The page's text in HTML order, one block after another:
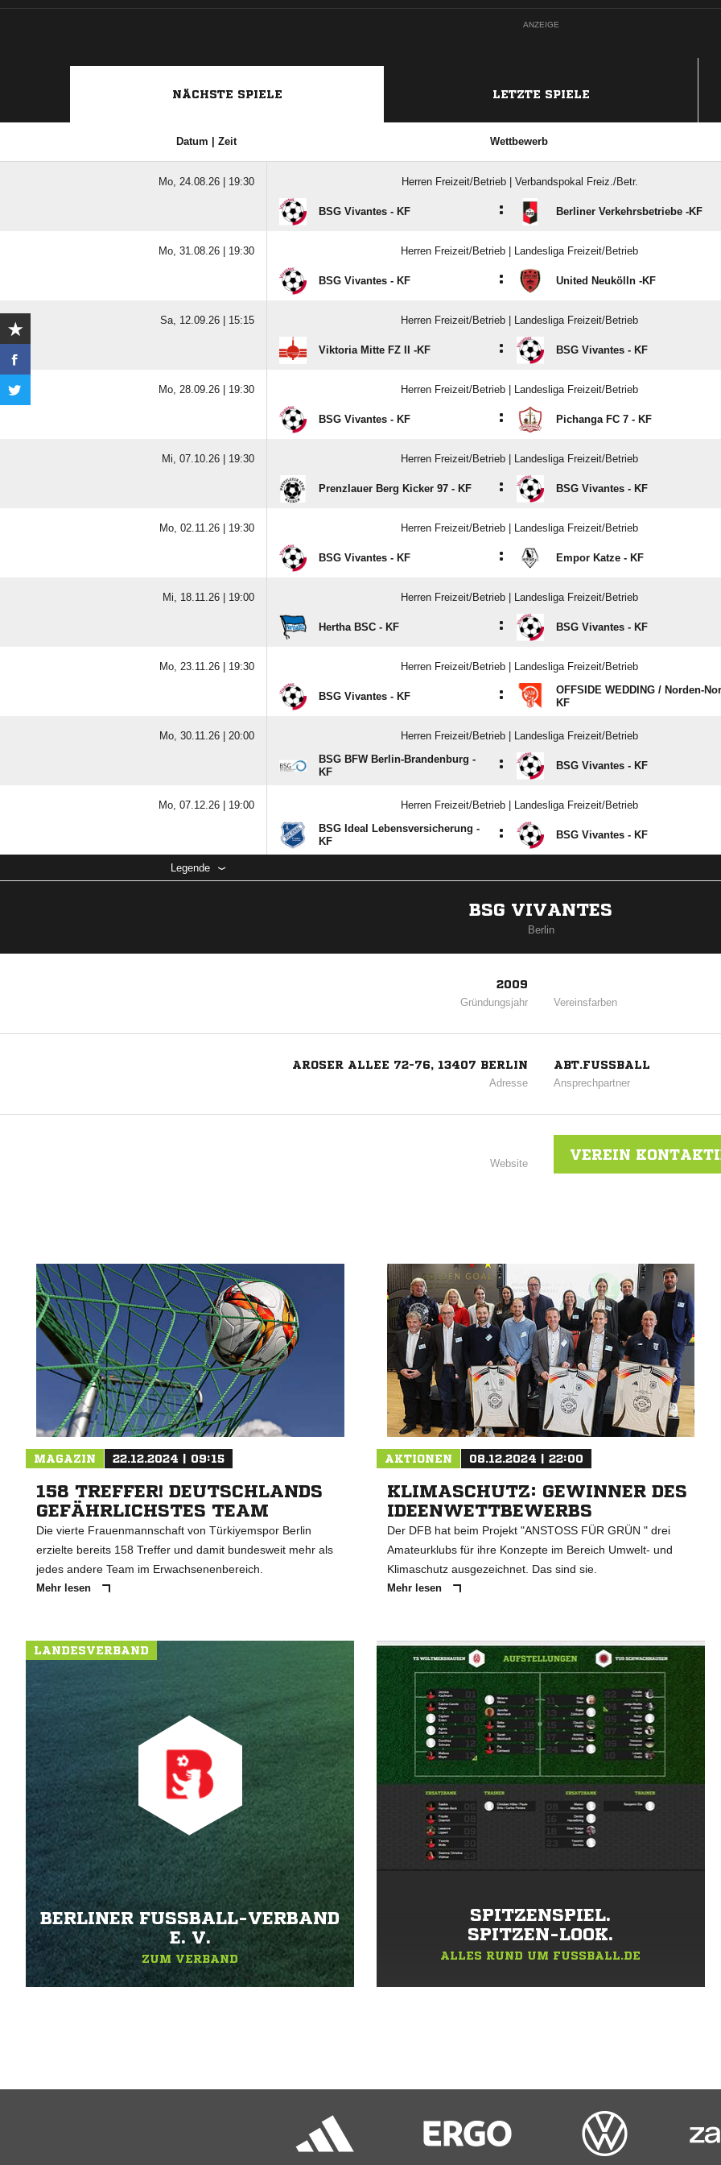
ANZEIGE
NÄCHSTE SPIELE LETZTE SPIELE
Datum | Zeit Wettbewerb
Mo, 24.08.26 | 19:30 Herren Freizeit/Betrieb | Verbandspokal Freiz./Betr.
BSG Vivantes - KF : Berliner Verkehrsbetriebe -KF
Mo, 31.08.26 | 19:30 Herren Freizeit/Betrieb | Landesliga Freizeit/Betrieb
BSG Vivantes - KF : United Neukölln -KF
Sa, 12.09.26 | 15:15 Herren Freizeit/Betrieb | Landesliga Freizeit/Betrieb
Viktoria Mitte FZ II -KF : BSG Vivantes - KF
Mo, 28.09.26 | 19:30 Herren Freizeit/Betrieb | Landesliga Freizeit/Betrieb
BSG Vivantes - KF : Pichanga FC 7 - KF
Mi, 07.10.26 | 19:30 Herren Freizeit/Betrieb | Landesliga Freizeit/Betrieb
Prenzlauer Berg Kicker 97 - KF : BSG Vivantes - KF
Mo, 02.11.26 | 19:30 Herren Freizeit/Betrieb | Landesliga Freizeit/Betrieb
BSG Vivantes - KF : Empor Katze - KF
Mi, 18.11.26 | 19:00 Herren Freizeit/Betrieb | Landesliga Freizeit/Betrieb
Hertha BSC - KF : BSG Vivantes - KF
Mo, 23.11.26 | 19:30 Herren Freizeit/Betrieb | Landesliga Freizeit/Betrieb
BSG Vivantes - KF :
OFFSIDE WEDDING /​ Norden-
KF
Mo, 30.11.26 | 20:00 Herren Freizeit/Betrieb | Landesliga Freizeit/Betrieb
BSG BFW Berlin-Brandenburg -
KF
: BSG Vivantes - KF
Mo, 07.12.26 | 19:00 Herren Freizeit/Betrieb | Landesliga Freizeit/Betrieb
BSG Ideal Lebensversicherung -
KF
: BSG Vivantes - KF
Legende
BSG VIVANTES
Berlin
2009
Gründungsjahr Vereinsfarben
AROSER ALLEE 72-76, 13407 BERLIN
Adresse
ABT.FUSSBALL
Ansprechpartner
Website
VEREIN
NACHRICHT
* Pflichtfelder
MAGAZIN 22.12.2024 | 09:15
158 TREFFER! DEUTSCHLANDS
GEFÄHRLICHSTES TEAM
Die vierte Frauenmannschaft von Türkiyemspor Berlin
erzielte bereits 158 Treffer und damit bundesweit mehr als
jedes andere Team im Erwachsenenbereich.
Mehr lesen
AKTIONEN 08.12.2024 | 22:00
KLIMASCHUTZ: GEWINNER DES
IDEENWETTBEWERBS
Der DFB hat beim Projekt "ANSTOSS FÜR GRÜN " drei
Amateurklubs für ihre Konzepte im Bereich Umwelt- und
Klimaschutz ausgezeichnet. Das sind sie.
Mehr lesen
LANDESVERBAND
BERLINER FUSSBALL-VERBAND E
. V.
ZUM VERBAND
SPITZENSPIEL.
SPITZEN-LOOK.
ALLES RUND UM FUSSBALL.DE